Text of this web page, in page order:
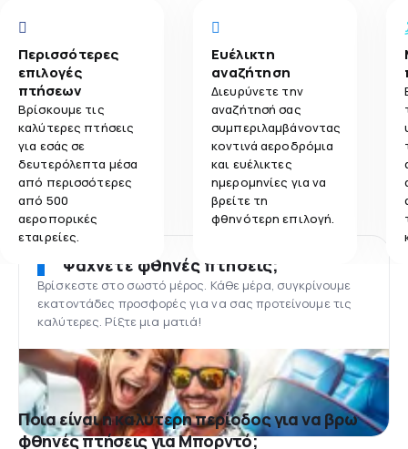
Περισσότερες
επιλογές
πτήσεων
Βρίσκουμε τις
καλύτερες πτήσεις
για εσάς σε
δευτερόλεπτα μέσα
από περισσότερες
από 500
αεροπορικές
εταιρείες.
Ευέλικτη
αναζήτηση
Διευρύνετε την
αναζήτησή σας
συμπεριλαμβάνοντας
κοντινά αεροδρόμια
και ευέλικτες
ημερομηνίες για να
βρείτε τη
φθηνότερη επιλογή.
Ψάχνετε φθηνές πτήσεις;
Βρίσκεστε στο σωστό μέρος. Κάθε μέρα, συγκρίνουμε
εκατοντάδες προσφορές για να σας προτείνουμε τις
καλύτερες. Ρίξτε μια ματιά!
Ποια είναι η καλύτερη περίοδος για να βρω
φθηνές πτήσεις για Μπορντό;